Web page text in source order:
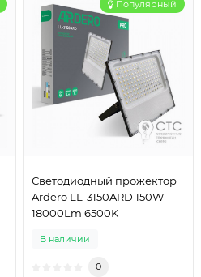
Популярный
Светодиодный прожектор
Ardero LL-3150ARD 150W
18000Lm 6500K
В наличии
0